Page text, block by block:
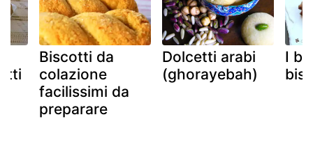
Biscotti da
colazione
facilissimi da
preparare
Dolcetti arabi
(ghorayebah)
I